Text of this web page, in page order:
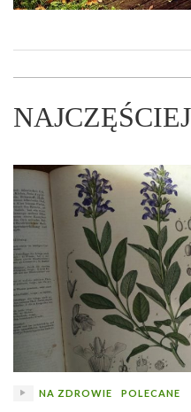
NA ZDROWIE POLECANE